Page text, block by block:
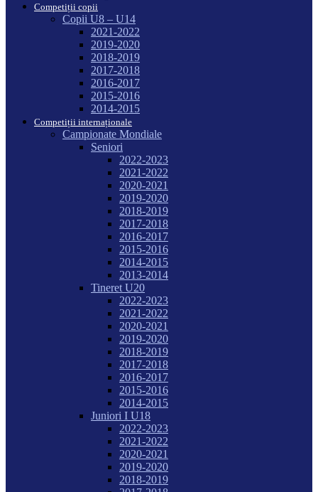
Competiții copii
Copii U8 – U14
2021-2022
2019-2020
2018-2019
2017-2018
2016-2017
2015-2016
2014-2015
Competiții internaționale
Campionate Mondiale
Seniori
2022-2023
2021-2022
2020-2021
2019-2020
2018-2019
2017-2018
2016-2017
2015-2016
2014-2015
2013-2014
Tineret U20
2022-2023
2021-2022
2020-2021
2019-2020
2018-2019
2017-2018
2016-2017
2015-2016
2014-2015
Juniori I U18
2022-2023
2021-2022
2020-2021
2019-2020
2018-2019